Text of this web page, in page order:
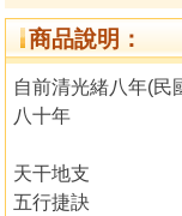
商品說明：
自前清光緒八年(民
八十年
天干地支
五行捷訣